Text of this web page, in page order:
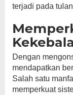
terjadi pada
Dengan
mendapatkan
Salah satu
memperkuat